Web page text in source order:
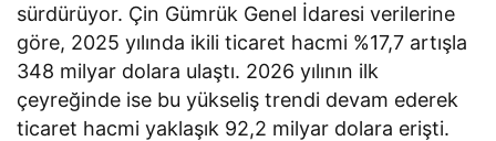
sürdürüyor. Çin Gümrük Genel İdaresi verilerine
göre, 2025 yılında ikili ticaret hacmi %17,7 artışla
348 milyar dolara ulaştı. 2026 yılının ilk
çeyreğinde ise bu yükseliş trendi devam ederek
ticaret hacmi yaklaşık 92,2 milyar dolara erişti.